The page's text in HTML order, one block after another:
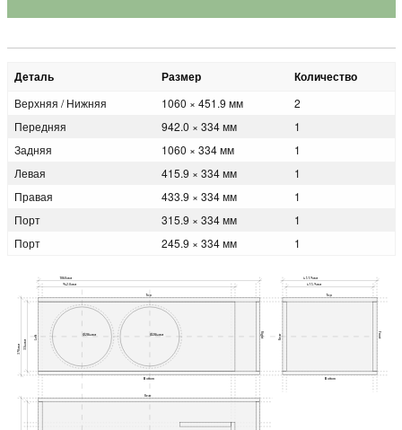
Деталь Размер Количество
Верхняя / Нижняя 1060 × 451.9 мм
2
Передняя
942.0 × 334 мм
1
Задняя
1060 × 334 мм
1
Левая
415.9 × 334 мм
1
Правая
433.9 × 334 мм
1
Порт
315.9 × 334 мм
1
Порт
245.9 × 334 мм 1
Ø284мм
Ø284мм
1060мм
942.0мм
451.9мм
415.9мм
370мм 334мм
Top Top
Bottom Bottom
Rear
Left Right Rear Front